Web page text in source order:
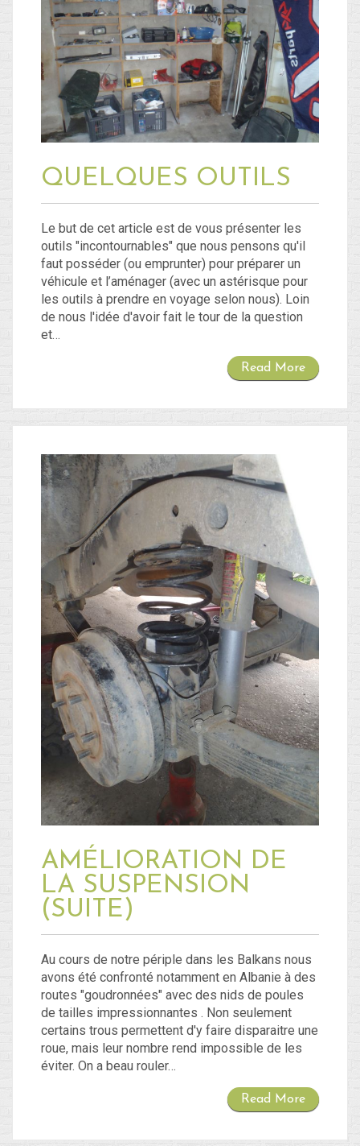
QUELQUES OUTILS
Le but de cet article est de vous présenter les
outils "incontournables" que nous pensons qu'il
faut posséder (ou emprunter) pour préparer un
véhicule et l’aménager (avec un astérisque pour
les outils à prendre en voyage selon nous). Loin
de nous l'idée d'avoir fait le tour de la question
et…
Read More
AMÉLIORATION DE
LA SUSPENSION
(SUITE)
Au cours de notre périple dans les Balkans nous
avons été confronté notamment en Albanie à des
routes "goudronnées" avec des nids de poules
de tailles impressionnantes . Non seulement
certains trous permettent d'y faire disparaitre une
roue, mais leur nombre rend impossible de les
éviter. On a beau rouler…
Read More